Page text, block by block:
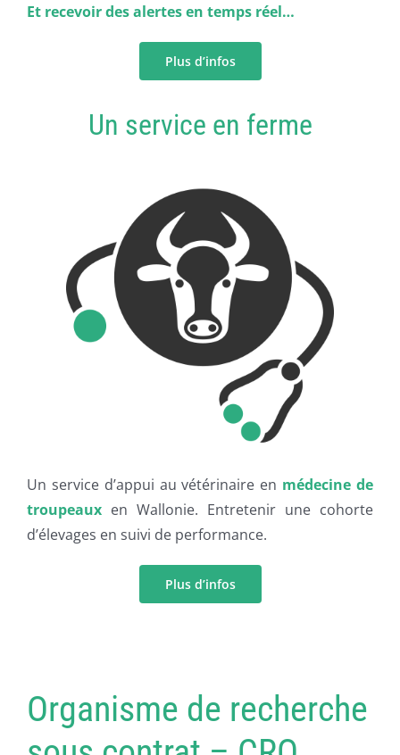
Et recevoir des alertes en temps réel…
Plus d’infos
Un service en ferme
Un service d’appui au vétérinaire en médecine de
troupeauxen Wallonie. Entretenir une cohorte
d’élevages en suivi de performance.
Plus d’infos
Organisme de recherche